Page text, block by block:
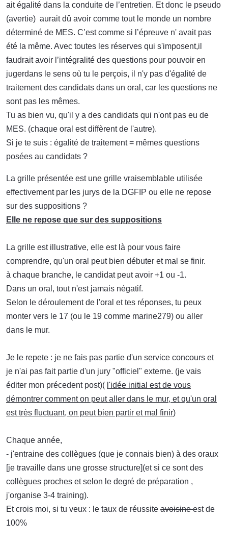
ait égalité dans la conduite de l’entretien. Et donc le pseudo
(avertie) aurait dû avoir comme tout le monde un nombre
déterminé de MES. C’est comme si l’épreuve n' avait pas
été la même. Avec toutes les réserves qui s'imposent,il
faudrait avoir l’intégralité des questions pour pouvoir en
jugerdans le sens où tu le perçois, il n'y pas d'égalité de
traitement des candidats dans un oral, car les questions ne
sont pas les mêmes.
Tu as bien vu, qu'il y a des candidats qui n'ont pas eu de
MES. (chaque oral est diffèrent de l'autre).
Si je te suis : égalité de traitement = mêmes questions
posées au candidats ?
La grille présentée est une grille vraisemblable utilisée
effectivement par les jurys de la DGFIP ou elle ne repose
sur des suppositions ?
Elle ne repose que sur des suppositions
La grille est illustrative, elle est là pour vous faire
comprendre, qu'un oral peut bien débuter et mal se finir.
à chaque branche, le candidat peut avoir +1 ou -1.
Dans un oral, tout n'est jamais négatif.
Selon le déroulement de l'oral et tes réponses, tu peux
monter vers le 17 (ou le 19 comme marine279) ou aller
dans le mur.
Je le repete : je ne fais pas partie d'un service concours et
je n'ai pas fait partie d'un jury "officiel" externe. (je vais
éditer mon précedent post)( l'idée initial est de vous
démontrer comment on peut aller dans le mur, et qu'un oral
est très fluctuant, on peut bien partir et mal finir)
Chaque année,
- j'entraine des collègues (que je connais bien) à des oraux
[je travaille dans une grosse structure](et si ce sont des
collègues proches et selon le degré de préparation ,
j'organise 3-4 training).
Et crois moi, si tu veux : le taux de réussite avoisineest de
100%